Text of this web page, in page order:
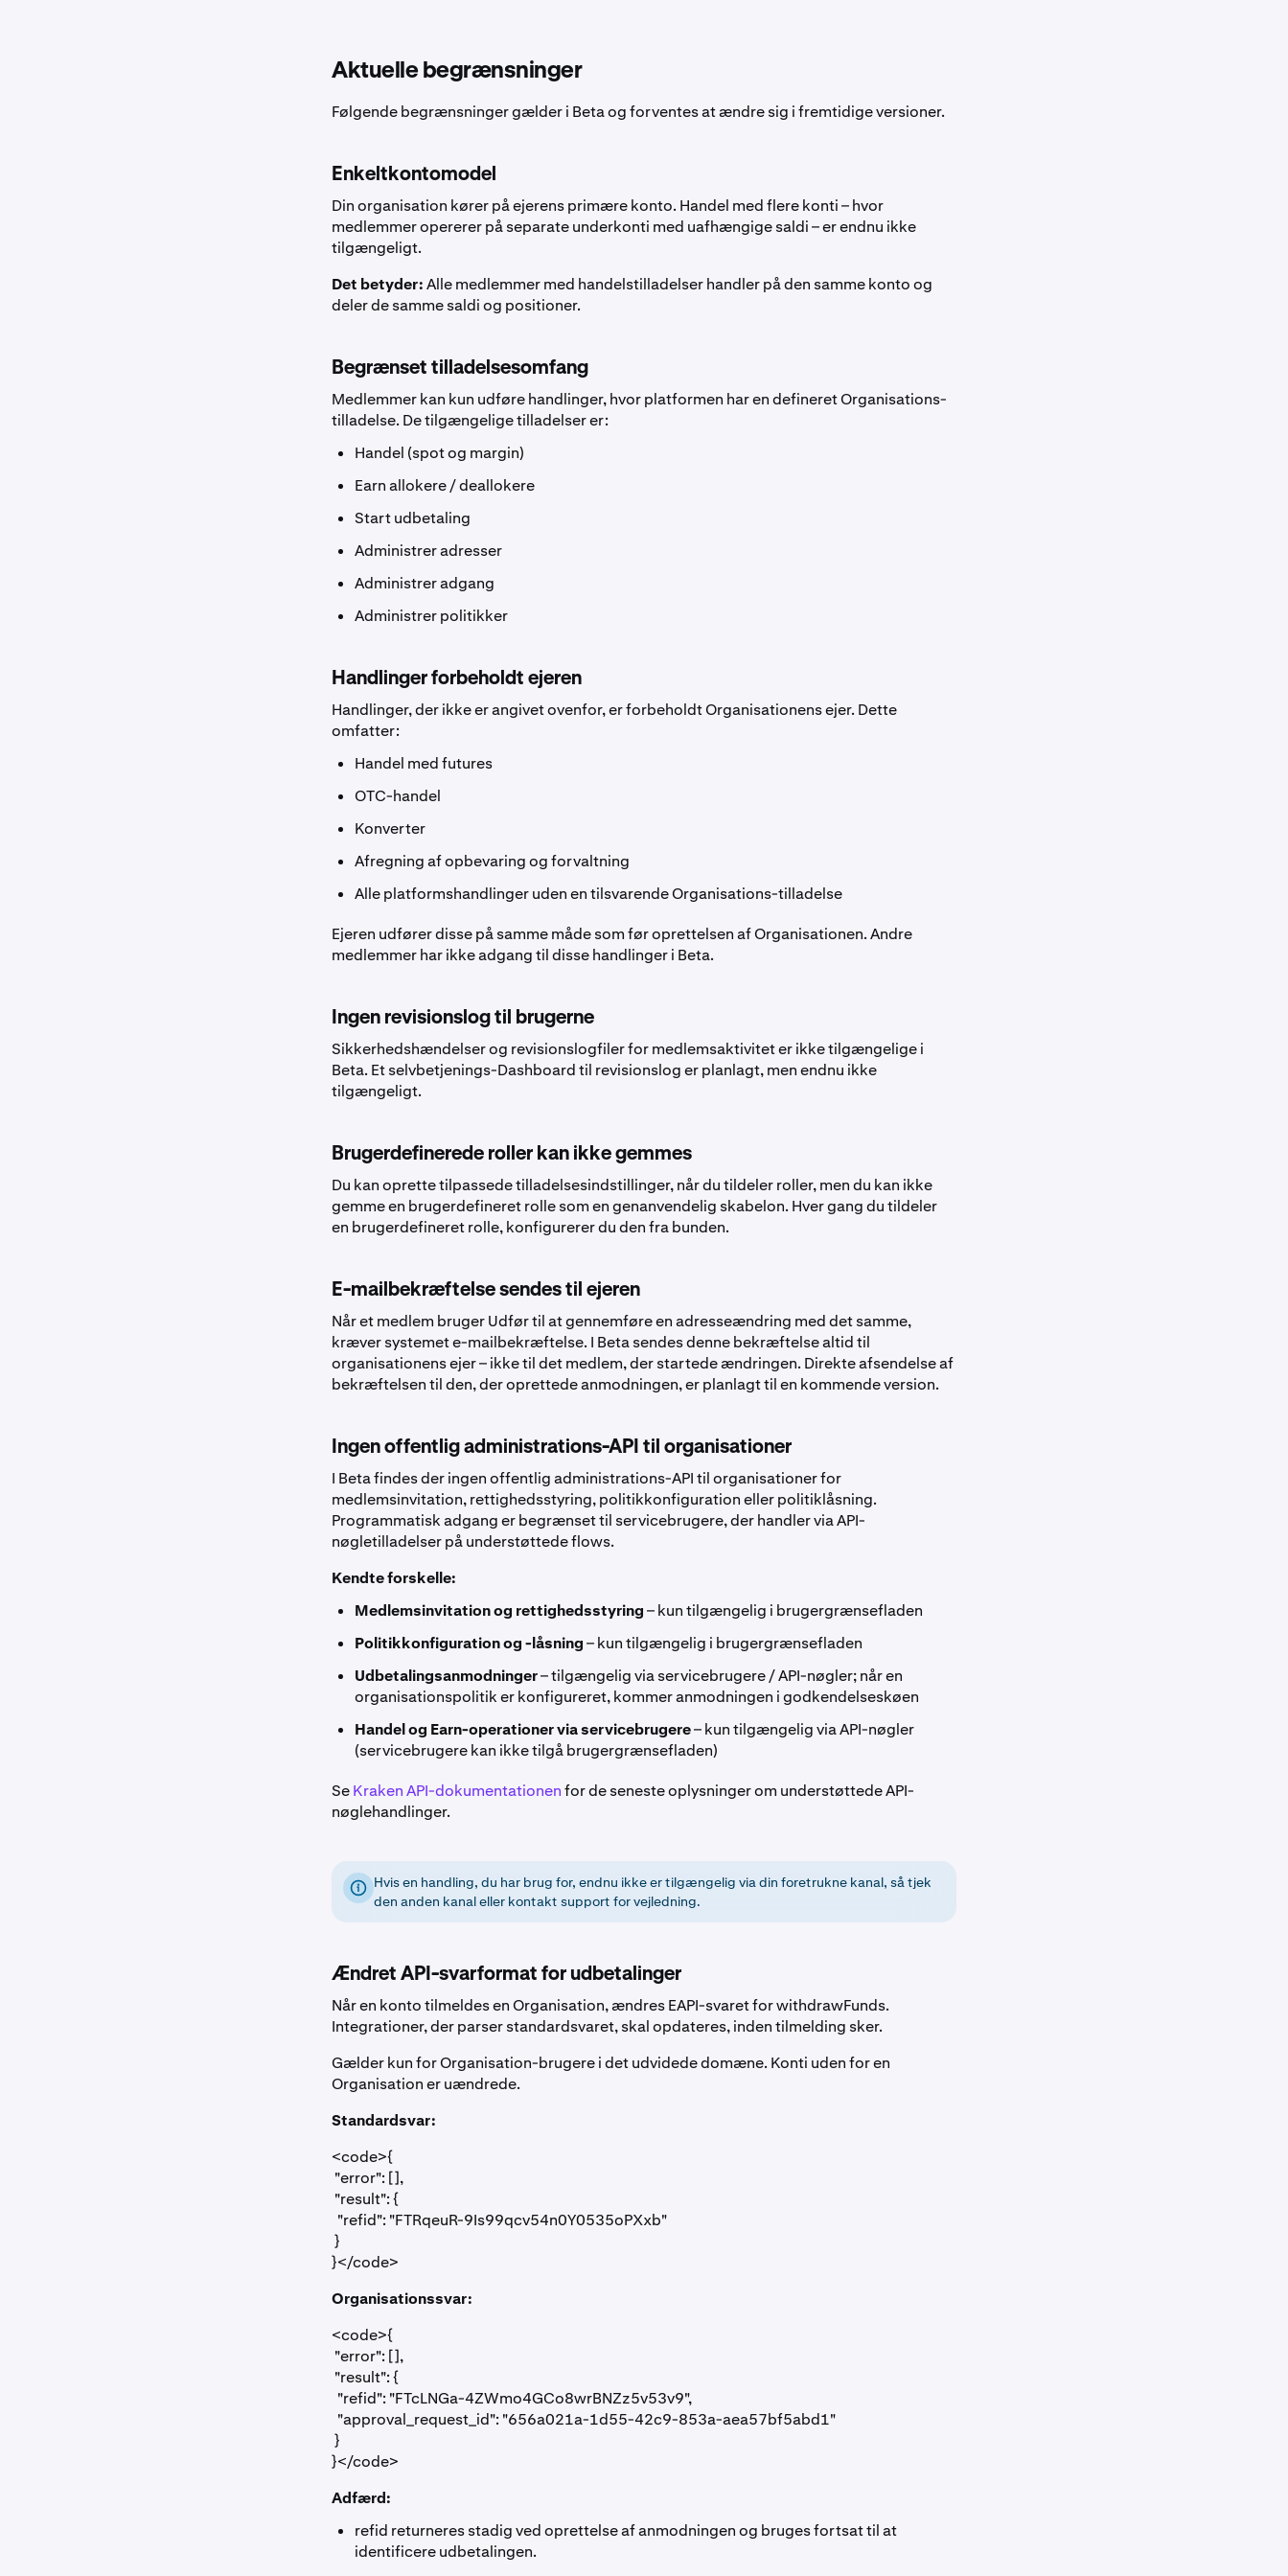
Aktuelle begrænsninger
Følgende begrænsninger gælder i Beta og forventes at ændre sig i fremtidige versioner.
Enkeltkontomodel
Din organisation kører på ejerens primære konto. Handel med flere konti – hvor
medlemmer opererer på separate underkonti med uafhængige saldi – er endnu ikke
tilgængeligt.
Det betyder:Alle medlemmer med handelstilladelser handler på den samme konto og
deler de samme saldi og positioner.
Begrænset tilladelsesomfang
Medlemmer kan kun udføre handlinger, hvor platformen har en defineret Organisations-
tilladelse. De tilgængelige tilladelser er:
Handel (spot og margin)
Earn allokere / deallokere
Start udbetaling
Administrer adresser
Administrer adgang
Administrer politikker
Handlinger forbeholdt ejeren
Handlinger, der ikke er angivet ovenfor, er forbeholdt Organisationens ejer. Dette
omfatter:
Handel med futures
OTC-handel
Konverter
Afregning af opbevaring og forvaltning
Alle platformshandlinger uden en tilsvarende Organisations-tilladelse
Ejeren udfører disse på samme måde som før oprettelsen af Organisationen. Andre
medlemmer har ikke adgang til disse handlinger i Beta.
Ingen revisionslog til brugerne
Sikkerhedshændelser og revisionslogfiler for medlemsaktivitet er ikke tilgængelige i
Beta. Et selvbetjenings-Dashboard til revisionslog er planlagt, men endnu ikke
tilgængeligt.
Brugerdefinerede roller kan ikke gemmes
Du kan oprette tilpassede tilladelsesindstillinger, når du tildeler roller, men du kan ikke
gemme en brugerdefineret rolle som en genanvendelig skabelon. Hver gang du tildeler
en brugerdefineret rolle, konfigurerer du den fra bunden.
E-mailbekræftelse sendes til ejeren
Når et medlem bruger Udfør til at gennemføre en adresseændring med det samme,
kræver systemet e-mailbekræftelse. I Beta sendes denne bekræftelse altid til
organisationens ejer – ikke til det medlem, der startede ændringen. Direkte afsendelse af
bekræftelsen til den, der oprettede anmodningen, er planlagt til en kommende version.
Ingen offentlig administrations-API til organisationer
I Beta findes der ingen offentlig administrations-API til organisationer for
medlemsinvitation, rettighedsstyring, politikkonfiguration eller politiklåsning.
Programmatisk adgang er begrænset til servicebrugere, der handler via API-
nøgletilladelser på understøttede flows.
Kendte forskelle:
Medlemsinvitation og rettighedsstyring– kun tilgængelig i brugergrænsefladen
Politikkonfiguration og -låsning– kun tilgængelig i brugergrænsefladen
Udbetalingsanmodninger– tilgængelig via servicebrugere / API-nøgler; når en
organisationspolitik er konfigureret, kommer anmodningen i godkendelseskøen
Handel og Earn-operationer via servicebrugere– kun tilgængelig via API-nøgler
(servicebrugere kan ikke tilgå brugergrænsefladen)
SeKraken API-dokumentationenfor de seneste oplysninger om understøttede API-
nøglehandlinger.
Hvis en handling, du har brug for, endnu ikke er tilgængelig via din foretrukne kanal, så tjek
den anden kanal eller kontakt support for vejledning.
Ændret API-svarformat for udbetalinger
Når en konto tilmeldes en Organisation, ændres EAPI-svaret forwithdrawFunds.
Integrationer, der parser standardsvaret, skal opdateres, inden tilmelding sker.
Gælder kun for Organisation-brugere i det udvidede domæne. Konti uden for en
Organisation er uændrede.
Standardsvar:
<code>{
"error": [],
"result": {
  "refid": "FTRqeuR-9Is99qcv54n0Y0535oPXxb"
}
}</code>
Organisationssvar:
<code>{
"error": [],
"result": {
  "refid": "FTcLNGa-4ZWmo4GCo8wrBNZz5v53v9",
  "approval_request_id": "656a021a-1d55-42c9-853a-aea57bf5abd1"
}
}</code>
Adfærd:
refid returneres stadig ved oprettelse af anmodningen og bruges fortsat til at
identificere udbetalingen.